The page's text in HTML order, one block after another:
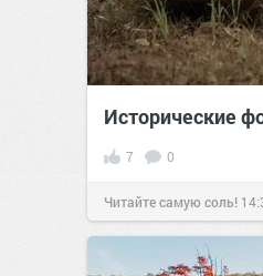
Исторические
7 0
Читайте самую соль!